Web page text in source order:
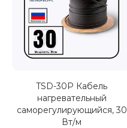
TSD-30P Кабель
нагревательный
саморегулирующийся, 30
Вт/м